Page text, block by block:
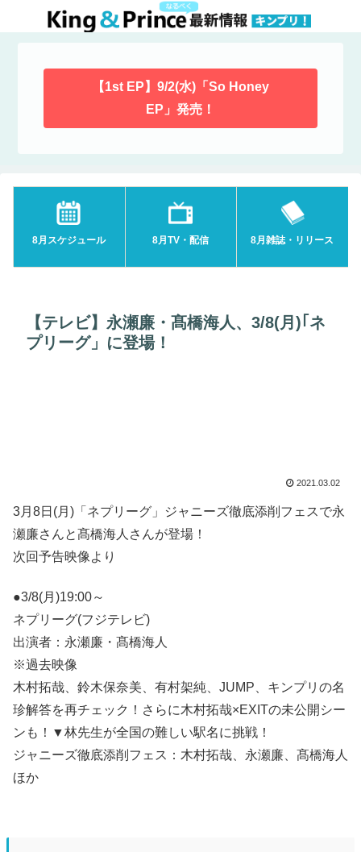
【1st EP】9/2(水)「So Honey
EP」発売！
8月スケジュール 8月TV・配信 8月雑誌・リリース
【テレビ】永瀬廉・髙橋海人、3/8(月)｢ネ
プリーグ」に登場！
2021.03.02
3月8日(月)「ネプリーグ」ジャニーズ徹底添削フェスで永
瀬廉さんと髙橋海人さんが登場！
次回予告映像より
●3/8(月)19:00～
ネプリーグ(フジテレビ)
出演者：永瀬廉・髙橋海人
※過去映像
木村拓哉、鈴木保奈美、有村架純、JUMP、キンプリの名
珍解答を再チェック！さらに木村拓哉×EXITの未公開シー
ンも！▼林先生が全国の難しい駅名に挑戦！
ジャニーズ徹底添削フェス：木村拓哉、永瀬廉、髙橋海人
ほか